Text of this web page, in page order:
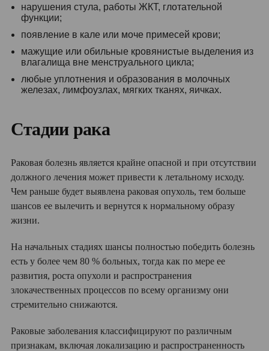
нарушения стула, работы ЖКТ, глотательной
функции;
появление в кале или моче примесей крови;
мажущие или обильные кровянистые выделения из
влагалища вне менструального цикла;
любые уплотнения и образования в молочных
железах, лимфоузлах, мягких тканях, яичках.
Стадии рака
Раковая болезнь является крайне опасной и при отсутствии
должного лечения может привести к летальному исходу.
Чем раньше будет выявлена раковая опухоль, тем больше
шансов ее вылечить и вернутся к нормальному образу
жизни.
На начальных стадиях шансы полностью победить болезнь
есть у более чем 80 % больных, тогда как по мере ее
развития, роста опухоли и распространения
злокачественных процессов по всему организму они
стремительно снижаются.
Раковые заболевания классифицируют по различным
признакам, включая локализацию и распространенность